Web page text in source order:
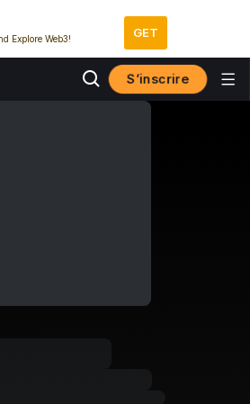
Explore Web3! GET
S’inscrire